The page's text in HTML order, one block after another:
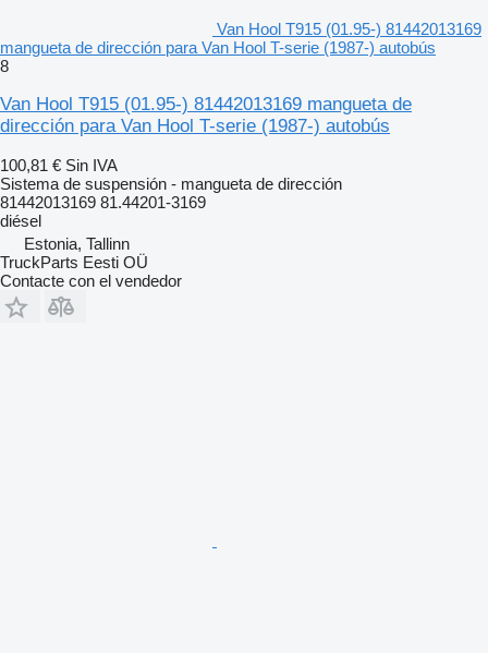
Van Hool T915 (01.95-) 81442013169
mangueta de dirección para Van Hool T-serie (1987-) autobús
8
Van Hool T915 (01.95-) 81442013169 mangueta de
dirección para Van Hool T-serie (1987-) autobús
100,81 € Sin IVA
Sistema de suspensión - mangueta de dirección
81442013169 81.44201-3169
diésel
Estonia, Tallinn
TruckParts Eesti OÜ
Contacte con el vendedor